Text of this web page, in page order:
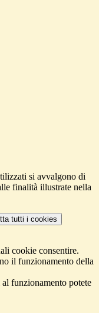
si avvalgono di
finalità illustrate nella
tutti i cookies
cookie consentire.
il funzionamento della
funzionamento potete